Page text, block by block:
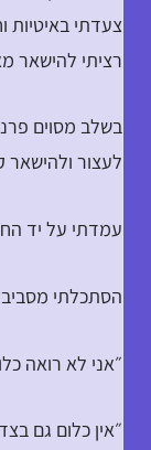
צעדתי באיטיות
רציתי להישאר
בשלב מסוים
לעצור ולהישאר
עמדתי על יד
הסתכלתי
״אני לא רואה
״אין כלום גם